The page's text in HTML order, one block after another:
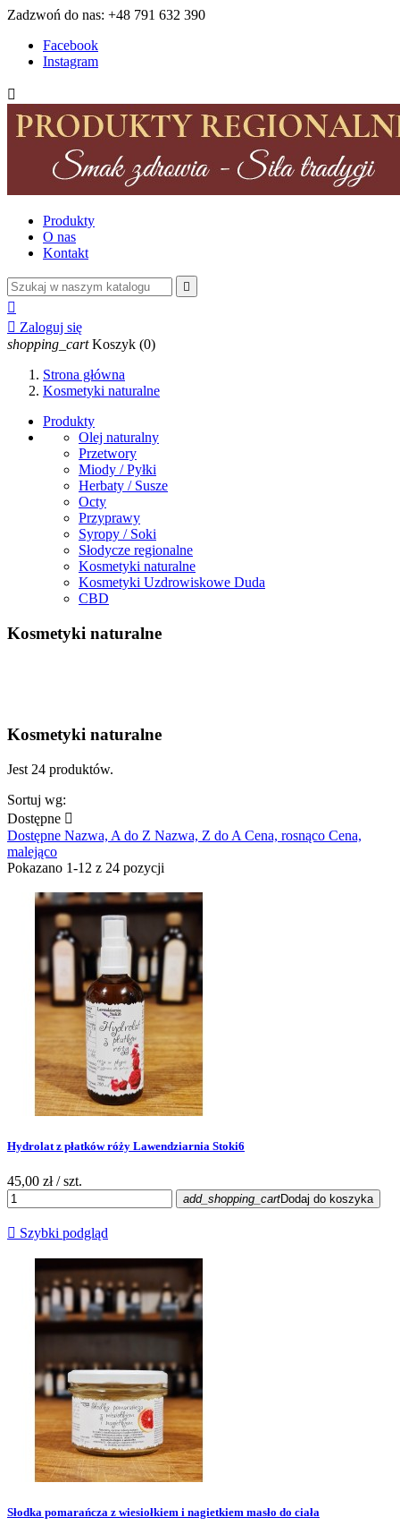
Zadzwoń do nas: +48 791 632 390
Facebook
Instagram

Produkty
O nas
Kontakt


 Zaloguj się
shopping_cart Koszyk (0)
Strona główna
Kosmetyki naturalne
Produkty
Olej naturalny
Przetwory
Miody / Pyłki
Herbaty / Susze
Octy
Przyprawy
Syropy / Soki
Słodycze regionalne
Kosmetyki naturalne
Kosmetyki Uzdrowiskowe Duda
CBD
Kosmetyki naturalne
Kosmetyki naturalne
Jest 24 produktów.
Sortuj wg:
Dostępne 
Dostępne Nazwa, A do Z Nazwa, Z do A Cena, rosnąco Cena,
malejąco
Pokazano 1-12 z 24 pozycji
Hydrolat z płatków róży Lawendziarnia Stoki6
45,00 zł / szt.
add_shopping_cartDodaj do koszyka
 Szybki podgląd
Słodka pomarańcza z wiesiołkiem i nagietkiem masło do ciała